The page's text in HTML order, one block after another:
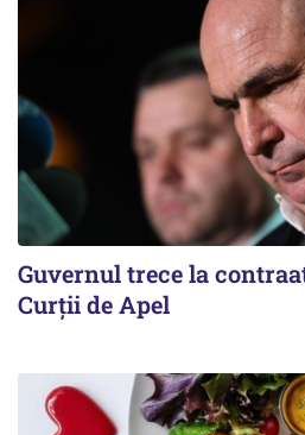
Guvernul trece la
Curții de Apel